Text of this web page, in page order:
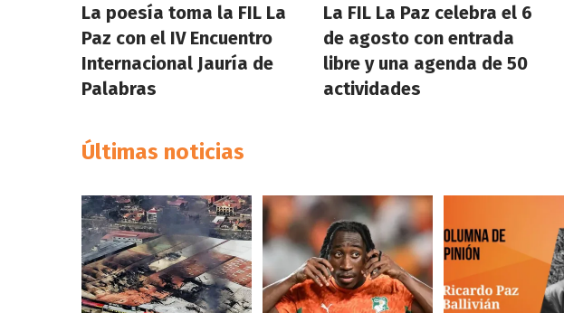
La poesía toma la FIL La
Paz con el IV Encuentro
Internacional Jauría de
Palabras
La FIL La Paz celebra el 6
de agosto con entrada
libre y una agenda de 50
actividades
Últimas noticias